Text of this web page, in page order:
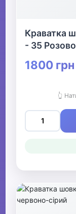
Краватка
- 35
1800 грн
👆